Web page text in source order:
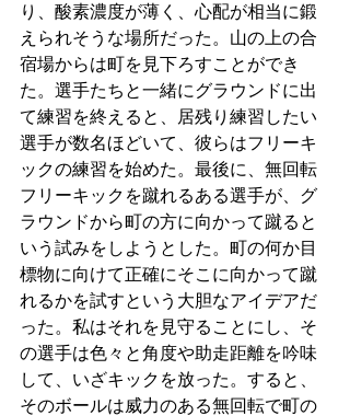
り、酸素濃度が薄く、心配が相当に鍛
えられそうな場所だった。山の上の合
宿場からは町を見下ろすことができ
た。選手たちと一緒にグラウンドに出
て練習を終えると、居残り練習したい
選手が数名ほどいて、彼らはフリーキ
ックの練習を始めた。最後に、無回転
フリーキックを蹴れるある選手が、グ
ラウンドから町の方に向かって蹴ると
いう試みをしようとした。町の何か目
標物に向けて正確にそこに向かって蹴
れるかを試すという大胆なアイデアだ
った。私はそれを見守ることにし、そ
の選手は色々と角度や助走距離を吟味
して、いざキックを放った。すると、
そのボールは威力のある無回転で町の